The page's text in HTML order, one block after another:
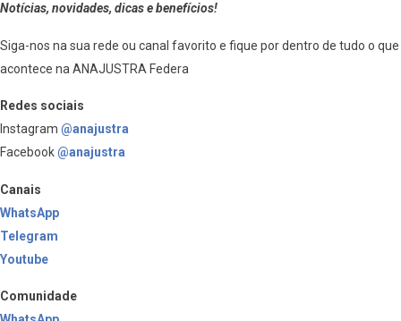
Notícias, novidades, dicas e benefícios!
Siga-nos na sua rede ou canal favorito e fique por dentro de tudo o que
acontece na ANAJUSTRA Federa
Redes sociais
Instagram @anajustra
Facebook@anajustra
Canais
WhatsApp
Telegram
Youtube
Comunidade